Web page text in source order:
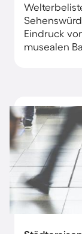
Eindruck
musealen